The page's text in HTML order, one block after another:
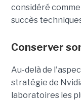
considéré
succès
Conserver
Au-delà de
stratégie de
laboratoires les